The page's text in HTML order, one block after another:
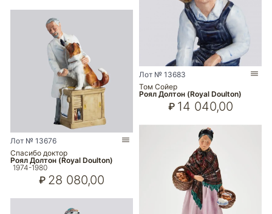
Лот № 13676
Спасибо доктор
Роял Долтон (Royal Doulton)
1974-1980
₽ 28 080,00
Лот № 13683
Том Сойер
Роял Долтон (Royal Doulton)
₽ 14 040,00